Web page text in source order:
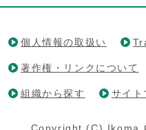
個人情報の取扱い
著作権・リンクについて
組織から探す サイト